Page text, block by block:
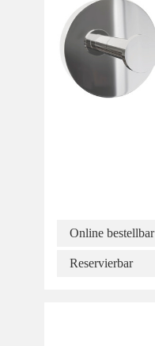
Online bestellbar
Reservierbar